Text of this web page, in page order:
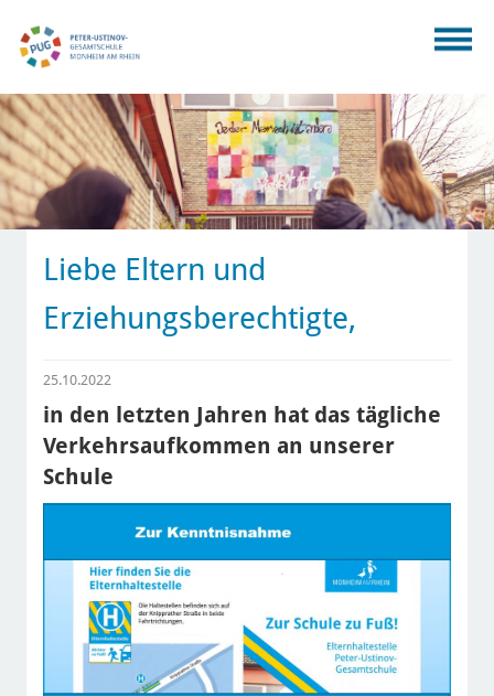
Liebe Eltern und
Erziehungsberechtigte,
25.10.2022
in den letzten Jahren hat das tägliche
Verkehrsaufkommen an unserer
Schule